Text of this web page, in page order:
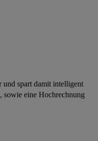
und spart damit intelligent
sowie eine Hochrechnung